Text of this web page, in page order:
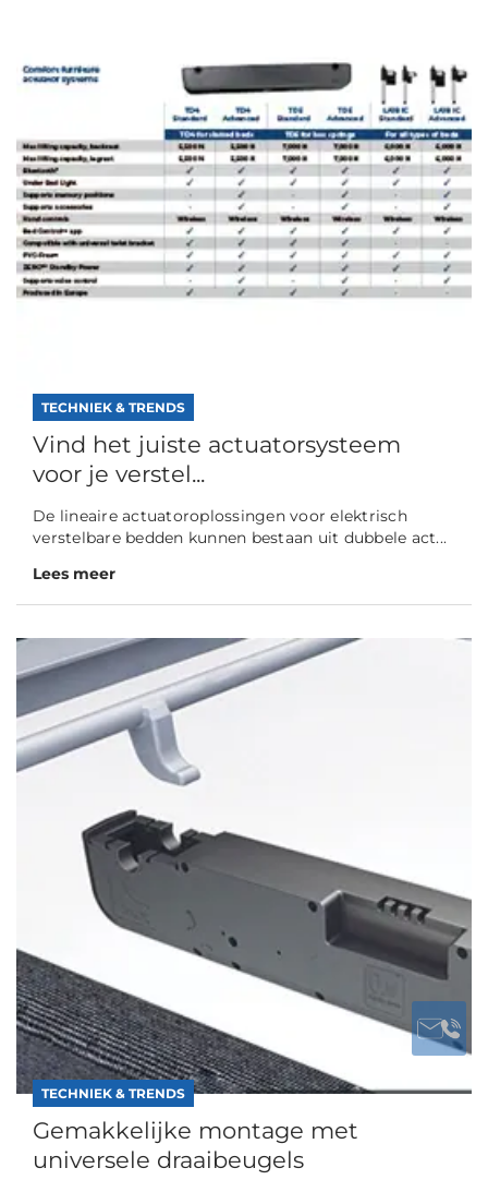
TECHNIEK & TRENDS
Vind het juiste actuatorsysteem
voor je verstel...
De lineaire actuatoroplossingen voor elektrisch
verstelbare bedden kunnen bestaan uit dubbele act...
Lees meer
TECHNIEK & TRENDS
Gemakkelijke montage met
universele draaibeugels